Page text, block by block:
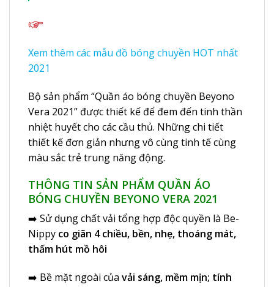
Xem thêm các mẫu đồ bóng chuyền HOT nhất
2021
Bộ sản phẩm “Quần áo bóng chuyền Beyono
Vera 2021” được thiết kế để đem đến tinh thần
nhiệt huyết cho các cầu thủ. Những chi tiết
thiết kế đơn giản nhưng vô cùng tinh tế cùng
màu sắc trẻ trung năng động.
THÔNG TIN SẢN PHẨM QUẦN ÁO
BÓNG CHUYỀN BEYONO VERA 2021
➡️ Sử dụng chất vải tổng hợp độc quyền là Be-
Nippy co giãn 4 chiều, bền, nhẹ, thoáng mát,
thấm hút mồ hôi
➡️ Bề mặt ngoài của vải sáng, mềm mịn; tính